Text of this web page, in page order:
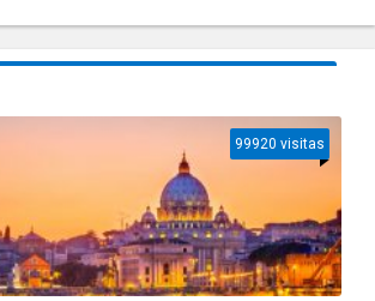
99920 visitas